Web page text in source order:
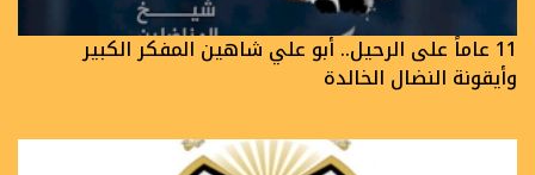
11 عاماً على الرحيل.. أبو علي شاهين المفكر الكبير
وأيقونة النضال الخالدة